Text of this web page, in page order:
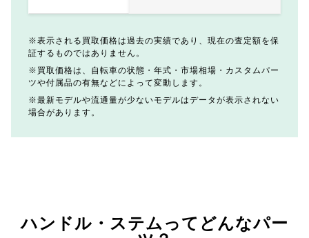
表示される買取価格は過去の実績であり、現在の査定額を保
証するものではありません。
買取価格は、自転車の状態・年式・市場相場・カスタムパー
ツや付属品の有無などによって変動します。
最新モデルや流通量が少ないモデルはデータが表示されない
場合があります。
ハンドル・ステムってどんなパー